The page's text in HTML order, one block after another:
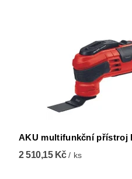
AKU multifunkční přístroj
2 510,15 Kč/ ks